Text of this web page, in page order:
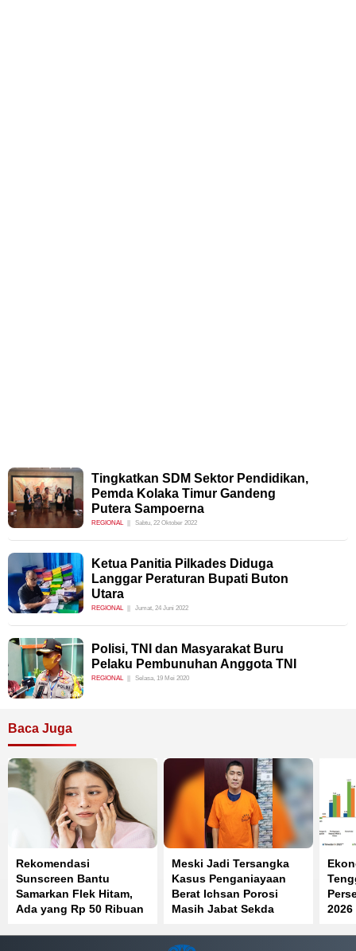
Tingkatkan SDM Sektor Pendidikan,
Pemda Kolaka Timur Gandeng
Putera Sampoerna
REGIONAL Sabtu, 22 Oktober 2022
Ketua Panitia Pilkades Diduga
Langgar Peraturan Bupati Buton
Utara
REGIONAL Jumat, 24 Juni 2022
Polisi, TNI dan Masyarakat Buru
Pelaku Pembunuhan Anggota TNI
REGIONAL Selasa, 19 Mei 2020
Baca Juga
Rekomendasi
Sunscreen Bantu
Samarkan Flek Hitam,
Ada yang Rp 50 Ribuan
Meski Jadi Tersangka
Kasus Penganiayaan
Berat Ichsan Porosi
Masih Jabat Sekda
2026